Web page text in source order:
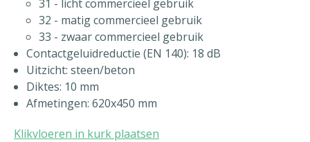
31 - licht commercieel gebruik
32 - matig commercieel gebruik
33 - zwaar commercieel gebruik
Contactgeluidreductie (EN 140): 18 dB
Uitzicht: steen/beton
Diktes: 10 mm
Afmetingen: 620x450 mm
Klikvloeren in kurk plaatsen